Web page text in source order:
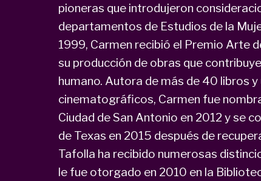
pioneras que introdujeron
departamentos de Estudios de la
1999, Carmen recibió el Premio Arte
su producción de obras que
humano. Autora de más de 40 libros
cinematográficos, Carmen fue
Ciudad de San Antonio en 2012 y se
de Texas en 2015 después de
Tafolla ha recibido numerosas
le fue otorgado en 2010 en la